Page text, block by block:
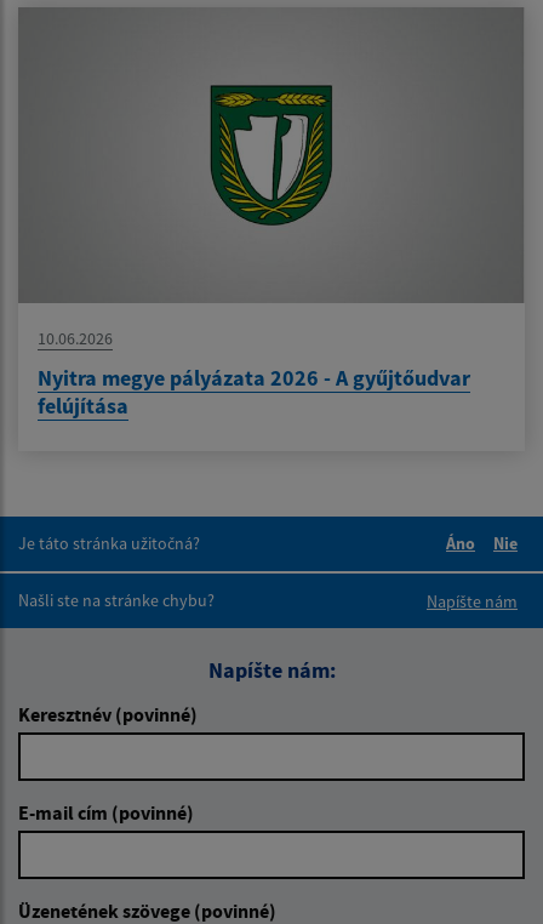
10.06.2026
Nyitra megye pályázata 2026 - A gyűjtőudvar
felújítása
Je táto stránka užitočná?
Áno
Nie
Našli ste na stránke chybu?
Napíšte nám
Napíšte nám:
Keresztnév (povinné)
E-mail cím (povinné)
Üzenetének szövege (povinné)